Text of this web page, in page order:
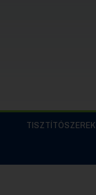
TISZTÍTÓSZEREK